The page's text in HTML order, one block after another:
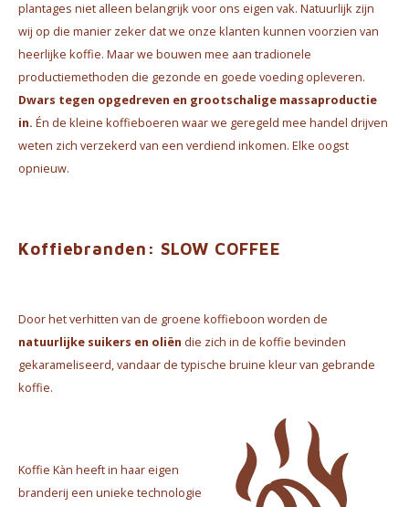
plantages niet alleen belangrijk voor ons eigen vak. Natuurlijk zijn
wij op die manier zeker dat we onze klanten kunnen voorzien van
heerlijke koffie. Maar we bouwen mee aan tradionele
productiemethoden die gezonde en goede voeding opleveren.
Dwars tegen opgedreven en grootschalige massaproductie
in. Én de kleine koffieboeren waar we geregeld mee handel drijven
weten zich verzekerd van een verdiend inkomen. Elke oogst
opnieuw.
Koffiebranden: SLOW COFFEE
Door het verhitten van de groene koffieboon worden de
natuurlijke suikers en oliën die zich in de koffie bevinden
gekarameliseerd, vandaar de typische bruine kleur van gebrande
koffie.
Koffie Kàn heeft in haar eigen
branderij een unieke technologie